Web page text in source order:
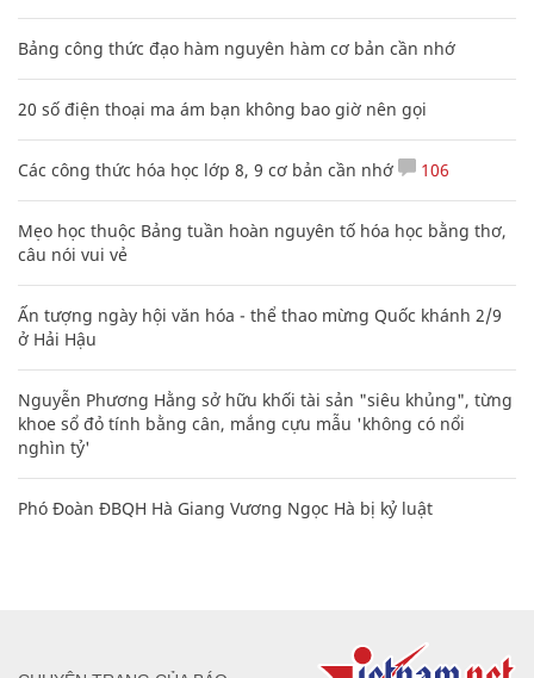
Bảng công thức đạo hàm nguyên hàm cơ bản cần nhớ
20 số điện thoại ma ám bạn không bao giờ nên gọi
Các công thức hóa học lớp 8, 9 cơ bản cần nhớ 106
Mẹo học thuộc Bảng tuần hoàn nguyên tố hóa học bằng thơ,
câu nói vui vẻ
Ấn tượng ngày hội văn hóa - thể thao mừng Quốc khánh 2/9
ở Hải Hậu
Nguyễn Phương Hằng sở hữu khối tài sản "siêu khủng", từng
khoe sổ đỏ tính bằng cân, mắng cựu mẫu 'không có nổi
nghìn tỷ'
Phó Đoàn ĐBQH Hà Giang Vương Ngọc Hà bị kỷ luật